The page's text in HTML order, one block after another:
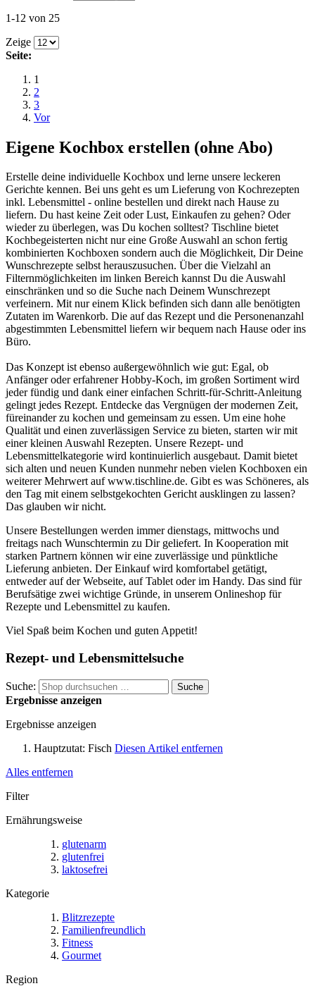
1-12 von 25
Zeige
Seite:
1
2
3
Vor
Eigene Kochbox erstellen (ohne Abo)
Erstelle deine individuelle Kochbox und lerne unsere leckeren
Gerichte kennen. Bei uns geht es um Lieferung von Kochrezepten
inkl. Lebensmittel - online bestellen und direkt nach Hause zu
liefern. Du hast keine Zeit oder Lust, Einkaufen zu gehen? Oder
wieder zu überlegen, was Du kochen solltest? Tischline bietet
Kochbegeisterten nicht nur eine Große Auswahl an schon fertig
kombinierten Kochboxen sondern auch die Möglichkeit, Dir Deine
Wunschrezepte selbst herauszusuchen. Über die Vielzahl an
Filternmöglichkeiten im linken Bereich kannst Du die Auswahl
einschränken und so die Suche nach Deinem Wunschrezept
verfeinern. Mit nur einem Klick befinden sich dann alle benötigten
Zutaten im Warenkorb. Die auf das Rezept und die Personenanzahl
abgestimmten Lebensmittel liefern wir bequem nach Hause oder ins
Büro.
Das Konzept ist ebenso außergewöhnlich wie gut: Egal, ob
Anfänger oder erfahrener Hobby-Koch, im großen Sortiment wird
jeder fündig und dank einer einfachen Schritt-für-Schritt-Anleitung
gelingt jedes Rezept. Entdecke das Vergnügen der modernen Zeit,
füreinander zu kochen und gemeinsam zu essen. Um eine hohe
Qualität und einen zuverlässigen Service zu bieten, starten wir mit
einer kleinen Auswahl Rezepten. Unsere Rezept- und
Lebensmittelkategorie wird kontinuierlich ausgebaut. Damit bietet
sich alten und neuen Kunden nunmehr neben vielen Kochboxen ein
weiterer Mehrwert auf www.tischline.de. Gibt es was Schöneres, als
den Tag mit einem selbstgekochten Gericht ausklingen zu lassen?
Das glauben wir nicht.
Unsere Bestellungen werden immer dienstags, mittwochs und
freitags nach Wunschtermin zu Dir geliefert. In Kooperation mit
starken Partnern können wir eine zuverlässige und pünktliche
Lieferung anbieten. Der Einkauf wird komfortabel getätigt,
entweder auf der Webseite, auf Tablet oder im Handy. Das sind für
Berufsätige zwei wichtige Gründe, in unserem Onlineshop für
Rezepte und Lebensmittel zu kaufen.
Viel Spaß beim Kochen und guten Appetit!
Rezept- und Lebensmittelsuche
Suche: Suche
Ergebnisse anzeigen
Ergebnisse anzeigen
Hauptzutat: Fisch Diesen Artikel entfernen
Alles entfernen
Filter
Ernährungsweise
glutenarm
glutenfrei
laktosefrei
Kategorie
Blitzrezepte
Familienfreundlich
Fitness
Gourmet
Region